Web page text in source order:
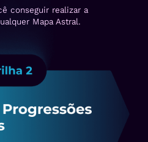
conseguir realizar a
Mapa Astral.